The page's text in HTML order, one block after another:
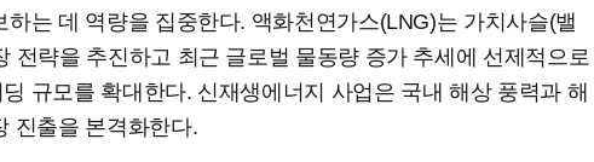
하는 데 역량을 집중한다. 액화천연가스(LNG)는 가치사슬(밸
전략을 추진하고 최근 글로벌 물동량 증가 추세에 선제적으로
규모를 확대한다. 신재생에너지 사업은 국내 해상 풍력과 해
진출을 본격화한다.